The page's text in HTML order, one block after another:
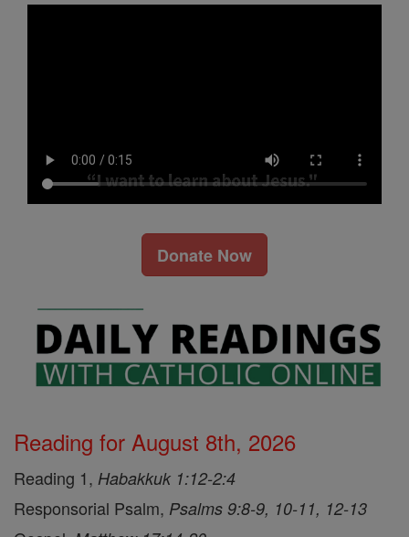
Donate Now
Reading for August 8th, 2026
Reading 1, Habakkuk 1:12-2:4
Responsorial Psalm, Psalms 9:8-9, 10-11, 12-13